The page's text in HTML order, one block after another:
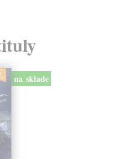
na sklade